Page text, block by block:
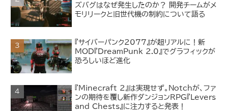
ズバグはなぜ発生したのか？ 開発チームがメ
モリリークと旧世代機の制約について語る
『サイバーパンク2077』が超リアルに！新
MOD『DreamPunk 2.0』でグラフィックが
恐ろしいほど進化
『Minecraft 2』は実現せず。Notchが、ファ
ンの期待を覆し新作ダンジョンRPG『Levers
and Chests』に注力すると発表！